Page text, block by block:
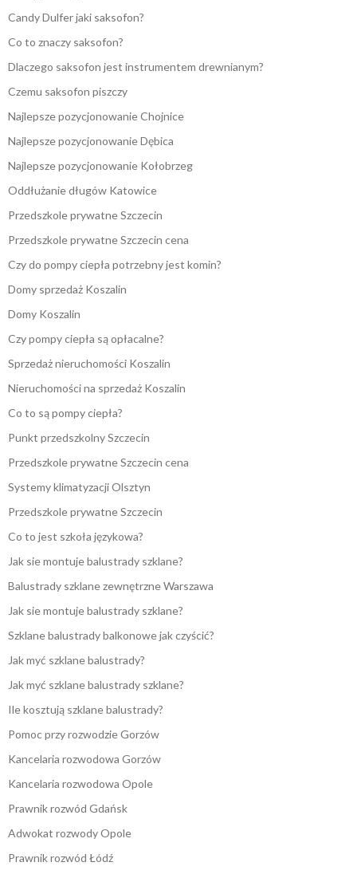
Candy Dulfer jaki saksofon?
Co to znaczy saksofon?
Dlaczego saksofon jest instrumentem drewnianym?
Czemu saksofon piszczy
Najlepsze pozycjonowanie Chojnice
Najlepsze pozycjonowanie Dębica
Najlepsze pozycjonowanie Kołobrzeg
Oddłużanie długów Katowice
Przedszkole prywatne Szczecin
Przedszkole prywatne Szczecin cena
Czy do pompy ciepła potrzebny jest komin?
Domy sprzedaż Koszalin
Domy Koszalin
Czy pompy ciepła są opłacalne?
Sprzedaż nieruchomości Koszalin
Nieruchomości na sprzedaż Koszalin
Co to są pompy ciepła?
Punkt przedszkolny Szczecin
Przedszkole prywatne Szczecin cena
Systemy klimatyzacji Olsztyn
Przedszkole prywatne Szczecin
Co to jest szkoła językowa?
Jak sie montuje balustrady szklane?
Balustrady szklane zewnętrzne Warszawa
Jak sie montuje balustrady szklane?
Szklane balustrady balkonowe jak czyścić?
Jak myć szklane balustrady?
Jak myć szklane balustrady szklane?
Ile kosztują szklane balustrady?
Pomoc przy rozwodzie Gorzów
Kancelaria rozwodowa Gorzów
Kancelaria rozwodowa Opole
Prawnik rozwód Gdańsk
Adwokat rozwody Opole
Prawnik rozwód Łódź